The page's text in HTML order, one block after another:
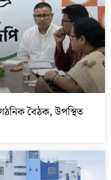
বৈঠক, উপস্থিত